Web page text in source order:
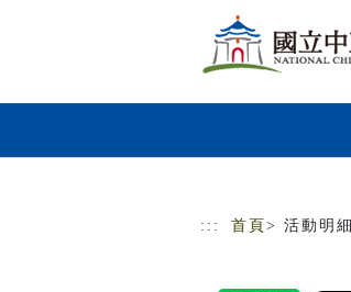
::: 首頁 > 活動明細